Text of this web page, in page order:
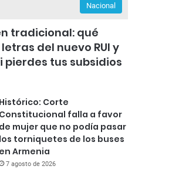
Nacional
tradicional: qué
del nuevo RUI y
pierdes tus subsidios
Histórico: Corte
Constitucional falla a favor
de mujer que no podía pasar
los torniquetes de los buses
en Armenia
7 agosto de 2026